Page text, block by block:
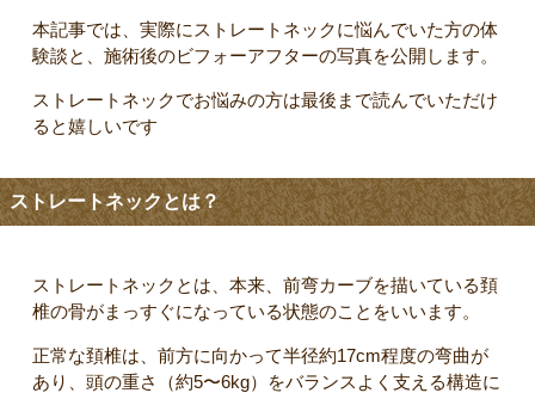
本記事では、実際にストレートネックに悩んでいた方の体
験談と、施術後のビフォーアフターの写真を公開します。
ストレートネックでお悩みの方は最後まで読んでいただけ
ると嬉しいです
ストレートネックとは？
ストレートネックとは、本来、前弯カーブを描いている頚
椎の骨がまっすぐになっている状態のことをいいます。
正常な頚椎は、前方に向かって半径約17cm程度の弯曲が
あり、頭の重さ（約5〜6kg）をバランスよく支える構造に